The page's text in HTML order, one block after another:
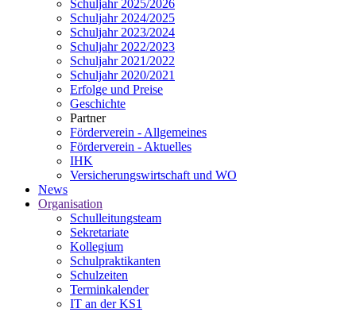
Schuljahr 2025/2026
Schuljahr 2024/2025
Schuljahr 2023/2024
Schuljahr 2022/2023
Schuljahr 2021/2022
Schuljahr 2020/2021
Erfolge und Preise
Geschichte
Partner
Förderverein - Allgemeines
Förderverein - Aktuelles
IHK
Versicherungswirtschaft und WO
News
Organisation
Schulleitungsteam
Sekretariate
Kollegium
Schulpraktikanten
Schulzeiten
Terminkalender
IT an der KS1